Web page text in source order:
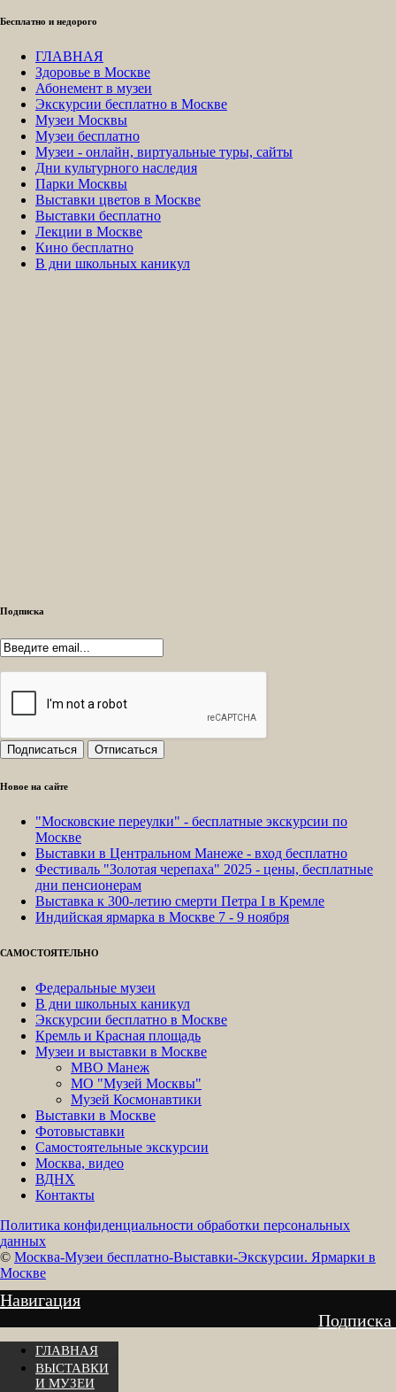
Бесплатно и недорого
ГЛАВНАЯ
Здоровье в Москве
Абонемент в музеи
Экскурсии бесплатно в Москве
Музеи Москвы
Музеи бесплатно
Музеи - онлайн, виртуальные туры, сайты
Дни культурного наследия
Парки Москвы
Выставки цветов в Москве
Выставки бесплатно
Лекции в Москве
Кино бесплатно
В дни школьных каникул
Подписка
Новое на сайте
"Московские переулки" - бесплатные экскурсии по
Москве
Выставки в Центральном Манеже - вход бесплатно
Фестиваль "Золотая черепаха" 2025 - цены, бесплатные
дни пенсионерам
Выставка к 300-летию смерти Петра I в Кремле
Индийская ярмарка в Москве 7 - 9 ноября
САМОСТОЯТЕЛЬНО
Федеральные музеи
В дни школьных каникул
Экскурсии бесплатно в Москве
Кремль и Красная площадь
Музеи и выставки в Москве
МВО Манеж
МО "Музей Москвы"
Музей Космонавтики
Выставки в Москве
Фотовыставки
Самостоятельные экскурсии
Москва, видео
ВДНХ
Контакты
Политика конфиденциальности обработки персональных
данных
© Москва-Музеи бесплатно-Выставки-Экскурсии. Ярмарки в
Москве
Навигация
Подписка
ГЛАВНАЯ
ВЫСТАВКИ
И МУЗЕИ